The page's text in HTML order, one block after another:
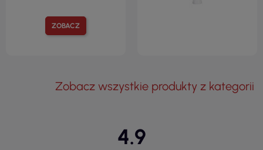
ZOBACZ
Zobacz wszystkie produkty z kategorii
4.9